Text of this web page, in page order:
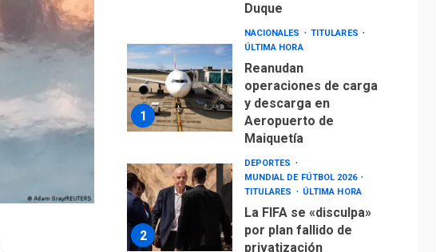
Maiquetía
2
DEPORTES
MUNDIAL DE FÚTBOL 2026
TITULARES
La FIFA se «disculpa»
por plan fallido de
privatización
3
ÚLTIMA HORA
Hutíes de Yemen
dicen que atacaron
dos petroleros
sauditas
REGIONALES ÚLTIMA HORA